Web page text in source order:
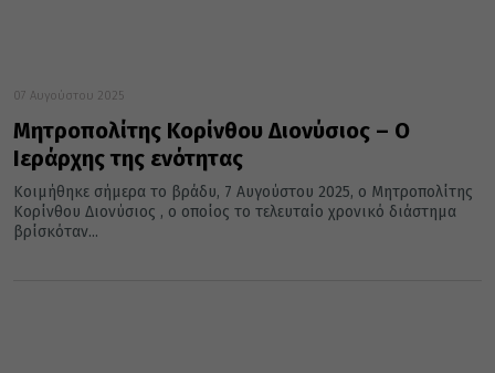
07 Αυγούστου 2025
Μητροπολίτης Κορίνθου Διονύσιος – Ο
Ιεράρχης της ενότητας
Κοιμήθηκε σήμερα το βράδυ, 7 Αυγούστου 2025, ο Μητροπολίτης
Κορίνθου Διονύσιος , ο οποίος το τελευταίο χρονικό διάστημα
βρίσκόταν...